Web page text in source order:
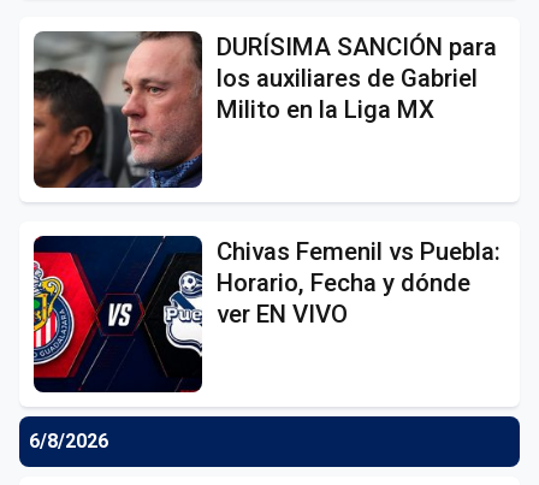
DURÍSIMA SANCIÓN para
los auxiliares de Gabriel
Milito en la Liga MX
Chivas Femenil vs Puebla:
Horario, Fecha y dónde
ver EN VIVO
6/8/2026